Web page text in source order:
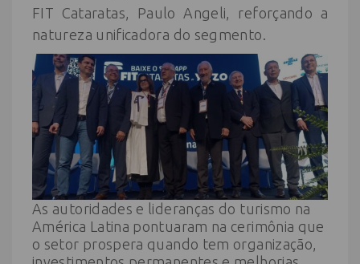
FIT Cataratas, Paulo Angeli, reforçando a
natureza unificadora do segmento.
As autoridades e lideranças do turismo na
América Latina pontuaram na cerimônia que
o setor prospera quando tem organização,